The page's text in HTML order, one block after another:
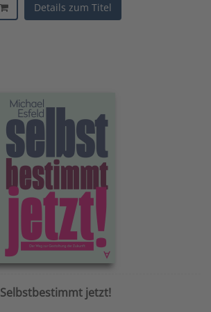
Details zum Titel
Selbstbestimmt jetzt!